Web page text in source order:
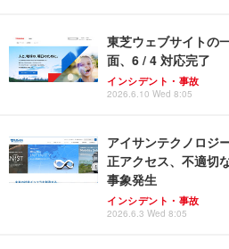
東芝ウェブサイトの
面、6 / 4 対応完了
インシデント・事故
2026.6.10 Wed 8:05
アイサンテクノロジ
正アクセス、不適切
事象発生
インシデント・事故
2026.6.3 Wed 8:05